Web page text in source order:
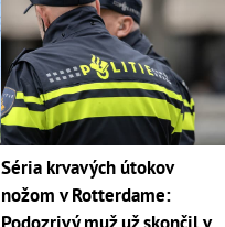
Séria krvavých útokov
nožom v Rotterdame: